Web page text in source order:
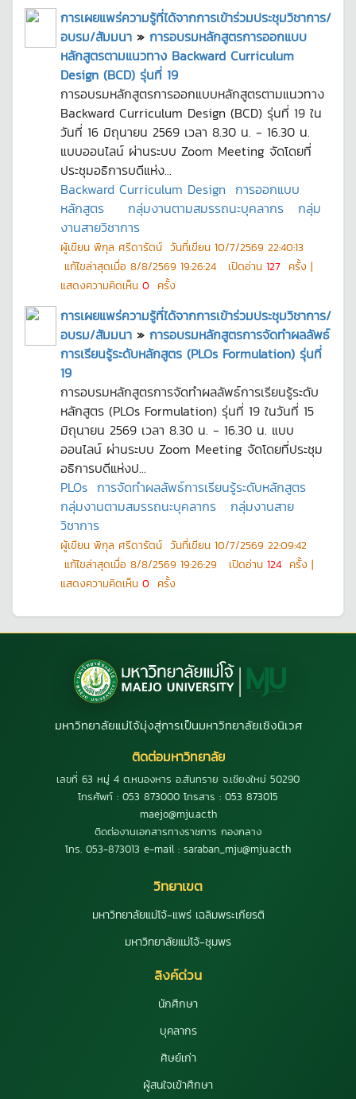
การเผยแพร่ความรู้ที่ได้จากการเข้าร่วมประชุมวิชาการ/
อบรม/สัมมนา » การอบรมหลักสูตรการออกแบบ
หลักสูตรตามแนวทาง Backward Curriculum
Design (BCD) รุ่นที่ 19
การอบรมหลักสูตรการออกแบบหลักสูตรตามแนวทาง
Backward Curriculum Design (BCD) รุ่นที่ 19 ใน
วันที่ 16 มิถุนายน 2569 เวลา 8.30 น. - 16.30 น.
แบบออนไลน์ ผ่านระบบ Zoom Meeting จัดโดยที่
ประชุมอธิการบดีแห่ง...
Backward Curriculum Design การออกแบบ
หลักสูตร
กลุ่มงานตามสมรรถนะบุคลากร
กลุ่ม
งานสายวิชาการ
ผู้เขียน พิกุล ศรีดารัตน์ วันที่เขียน 10/7/2569 22:40:13
แก้ไขล่าสุดเมื่อ 8/8/2569 19:26:24 เปิดอ่าน 127 ครั้ง |
แสดงความคิดเห็น 0 ครั้ง
การเผยแพร่ความรู้ที่ได้จากการเข้าร่วมประชุมวิชาการ/
อบรม/สัมมนา » การอบรมหลักสูตรการจัดทำผลลัพธ์
การเรียนรู้ระดับหลักสูตร (PLOs Formulation) รุ่นที่
19
การอบรมหลักสูตรการจัดทำผลลัพธ์การเรียนรู้ระดับ
หลักสูตร (PLOs Formulation) รุ่นที่ 19 ในวันที่ 15
มิถุนายน 2569 เวลา 8.30 น. - 16.30 น. แบบ
ออนไลน์ ผ่านระบบ Zoom Meeting จัดโดยที่ประชุม
อธิการบดีแห่งป...
PLOs การจัดทำผลลัพธ์การเรียนรู้ระดับหลักสูตร
กลุ่มงานตามสมรรถนะบุคลากร
กลุ่มงานสาย
วิชาการ
ผู้เขียน พิกุล ศรีดารัตน์ วันที่เขียน 10/7/2569 22:09:42
แก้ไขล่าสุดเมื่อ 8/8/2569 19:26:29 เปิดอ่าน 124 ครั้ง |
แสดงความคิดเห็น 0 ครั้ง
มหาวิทยาลัยแม่โจ้มุ่งสู่การเป็นมหาวิทยาลัยเชิงนิเวศ
ติดต่อมหาวิทยาลัย
เลขที่ 63 หมู่ 4 ต.หนองหาร อ.สันทราย จ.เชียงใหม่ 50290
โทรศัพท์ : 053 873000 โทรสาร : 053 873015
maejo@mju.ac.th
ติดต่องานเอกสารทางราชการ กองกลาง
โทร. 053-873013 e-mail : saraban_mju@mju.ac.th
วิทยาเขต
มหาวิทยาลัยแม่โจ้-แพร่ เฉลิมพระเกียรติ
มหาวิทยาลัยแม่โจ้-ชุมพร
ลิงค์ด่วน
นักศึกษา
บุคลากร
ศิษย์เก่า
ผู้สนใจเข้าศึกษา